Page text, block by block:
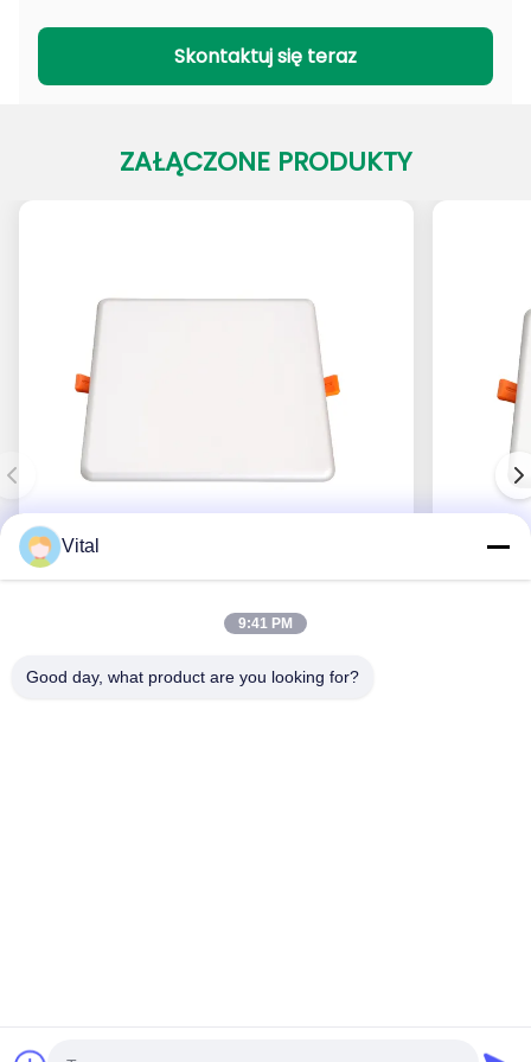
Seria PADL
Seria PACL
Skontaktuj się teraz
ZAŁĄCZONE PRODUKTY
Najlepszą cenę
Vital
9:41 PM
Good day, what product are you looking for?